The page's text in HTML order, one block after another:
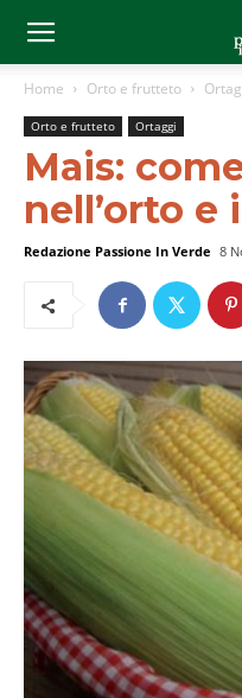
Home Orto e frutteto
Orto e frutteto Ortaggi
Mais:
nell’orto e
Redazione Passione In Verde 8